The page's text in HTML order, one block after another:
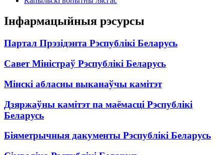
Інфармацыйныя рэсурсы
Партал Прэзідэнта Рэспублікі Беларусь
Савет Міністраў Рэспублікі Беларусь
Мінскі абласны выканаўчы камітэт
Дзяржаўны камітэт па маёмасці Рэспублікі
Беларусь
Біяметрычныя дакументы Рэспублікі Беларусь